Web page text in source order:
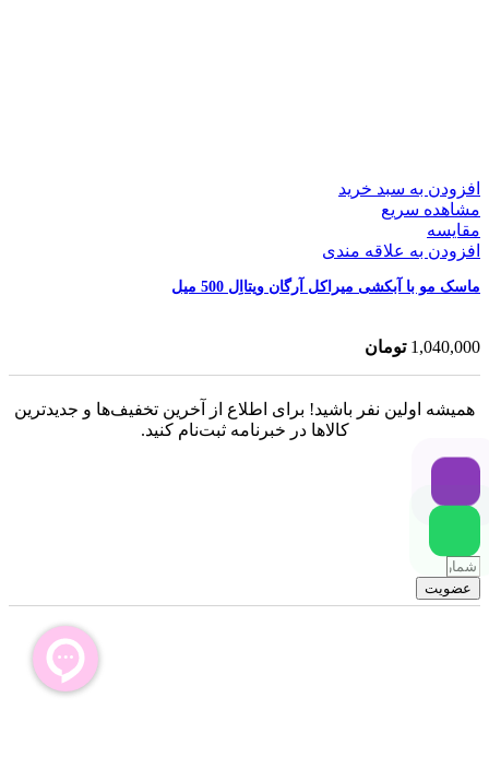
افزودن به سبد خرید
مشاهده سریع
مقایسه
افزودن به علاقه مندی
ماسک مو با آبکشی میراکل آرگان ویتااِل 500 میل
1,040,000 تومان
همیشه اولین نفر باشید! برای اطلاع از آخرین تخفیف‌ها و جدیدترین
کالاها در خبرنامه ثبت‌نام کنید.
عضویت